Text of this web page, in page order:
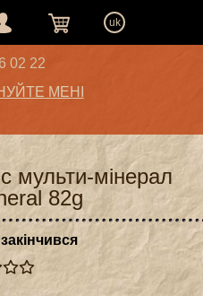
uk
02 22
МЕНІ
мульти-мінерал
82g